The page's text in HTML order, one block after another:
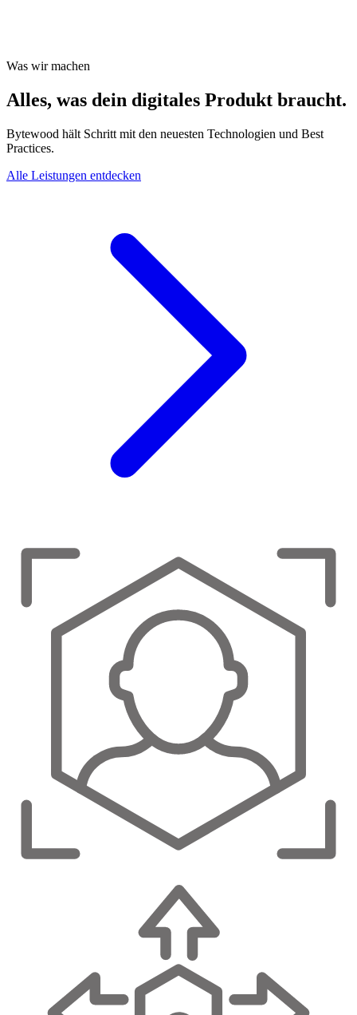
Was wir machen
Alles, was dein digitales Produkt braucht.
Bytewood hält Schritt mit den neuesten Technologien und Best
Practices.
Alle Leistungen entdecken